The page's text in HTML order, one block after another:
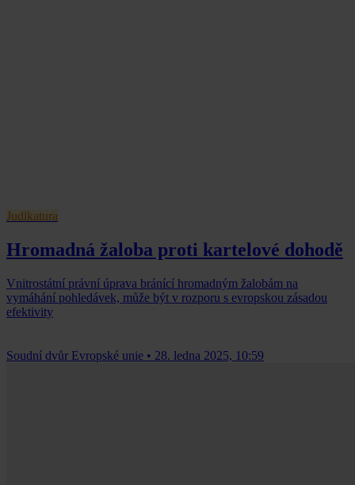
Judikatura
Hromadná žaloba proti kartelové dohodě
Vnitrostátní právní úprava bránící hromadným žalobám na
vymáhání pohledávek, může být v rozporu s evropskou zásadou
efektivity
Soudní dvůr Evropské unie • 28. ledna 2025, 10:59